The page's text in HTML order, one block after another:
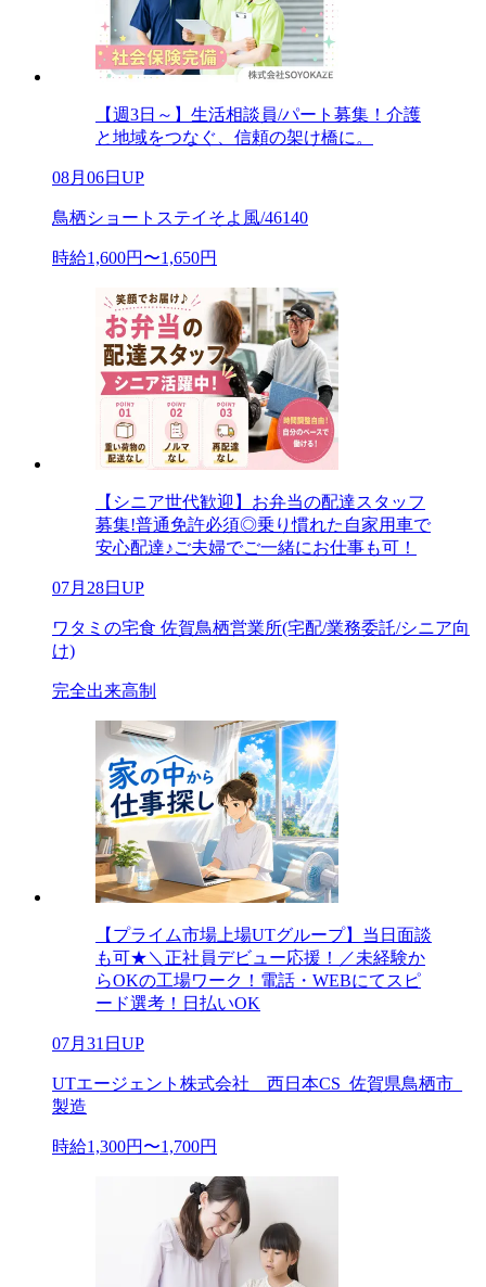
【週3日～】生活相談員/パート募集！介護
と地域をつなぐ、信頼の架け橋に。
08月06日UP
鳥栖ショートステイそよ風/46140
時給1,600円〜1,650円
【シニア世代歓迎】お弁当の配達スタッフ
募集!普通免許必須◎乗り慣れた自家用車で
安心配達♪ご夫婦でご一緒にお仕事も可！
07月28日UP
ワタミの宅食 佐賀鳥栖営業所(宅配/業務委託/シニア向
け)
完全出来高制
【プライム市場上場UTグループ】当日面談
も可★＼正社員デビュー応援！／未経験か
らOKの工場ワーク！電話・WEBにてスピ
ード選考！日払いOK
07月31日UP
UTエージェント株式会社 西日本CS_佐賀県鳥栖市_
製造
時給1,300円〜1,700円